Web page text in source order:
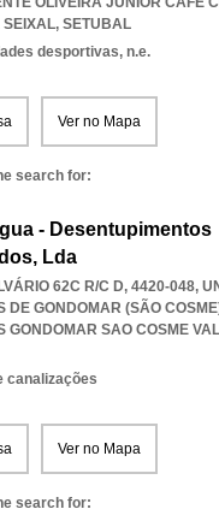
, SETUBAL
desportivas, n.e.
Ver no Mapa
search for:
- Desentupimentos
Lda
62C R/C D, 4420-048,
DE GONDOMAR (SÃO
GONDOMAR SAO COSME
canalizações
Ver no Mapa
search for: